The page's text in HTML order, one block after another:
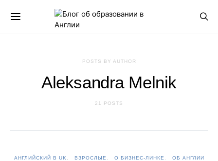
POSTS BY AUTHOR
Aleksandra Melnik
21 POSTS
АНГЛИЙСКИЙ В UK ВЗРОСЛЫЕ О БИЗНЕС-ЛИНКЕ ОБ АНГЛИИ